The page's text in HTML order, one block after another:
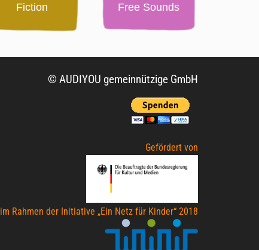
Fiction Free Sounds
© AUDIYOU gemeinnützige GmbH
Gefördert von
im Rahmen der Initiative „Ein Netz für Kinder“ 2018